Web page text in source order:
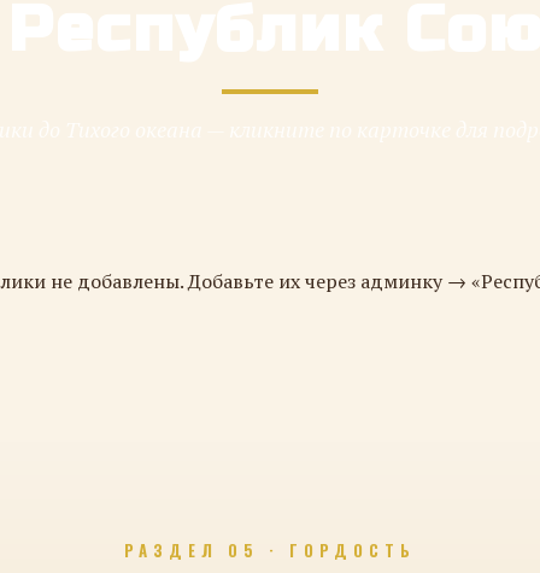
Республик
не добавлены. Добавьте их через админку →
РАЗДЕЛ 05 · ГОРДОСТЬ